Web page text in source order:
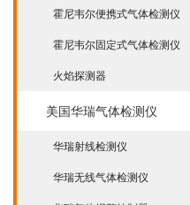
霍尼韦尔便携式气体检测仪
霍尼韦尔固定式气体检测仪
火焰探测器
美国华瑞气体检测仪
华瑞射线检测仪
华瑞无线气体检测仪